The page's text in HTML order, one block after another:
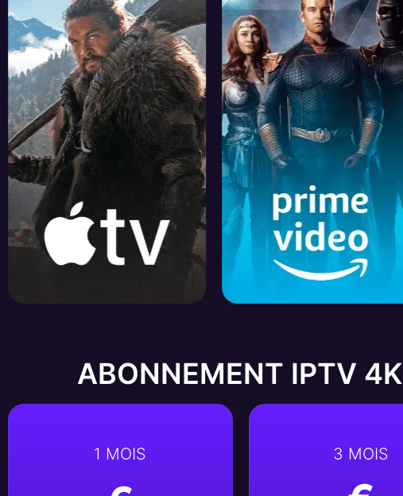
ABONNEMENT IPTV 4K
1 MOIS 3 MOIS